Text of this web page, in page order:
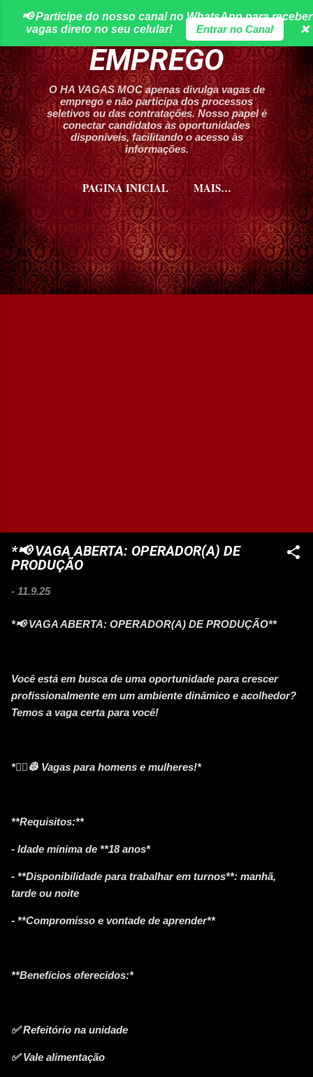
Pular para o conteúdo principal
HA VAGAS DE
EMPREGO
O HA VAGAS MOC apenas divulga vagas de
emprego e não participa dos processos
seletivos ou das contratações. Nosso papel é
conectar candidatos às oportunidades
disponíveis, facilitando o acesso às
informações.
📢 Participe do nosso canal no WhatsApp para receber
vagas direto no seu celular!
Entrar no Canal ❌
PAGINA INICIAL
MAIS…
CURSOS HA VAGAS MOC
*📢 VAGA ABERTA: OPERADOR(A) DE
PRODUÇÃO
- 11.9.25
*📢 VAGA ABERTA: OPERADOR(A) DE PRODUÇÃO**
Você está em busca de uma oportunidade para crescer
profissionalmente em um ambiente dinâmico e acolhedor?
Temos a vaga certa para você!
*👷‍♀️👷 Vagas para homens e mulheres!*
**Requisitos:**
- Idade mínima de **18 anos*
- **Disponibilidade para trabalhar em turnos**: manhã,
tarde ou noite
- **Compromisso e vontade de aprender**
**Benefícios oferecidos:*
✅ Refeitório na unidade
✅ Vale alimentação